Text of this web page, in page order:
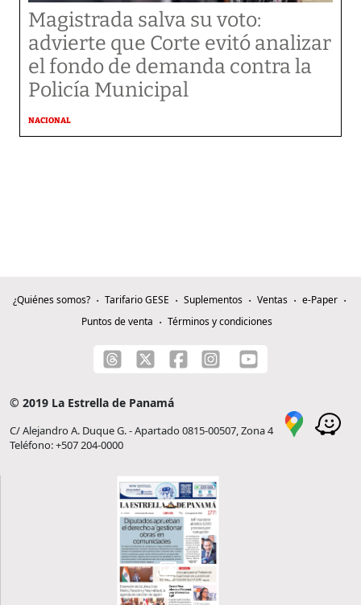
Magistrada salva su voto:
advierte que Corte evitó analizar
el fondo de demanda contra la
Policía Municipal
NACIONAL
¿Quiénes somos? Tarifario GESE Suplementos Ventas
e-Paper
Puntos de venta
Términos y condiciones
© 2019 La Estrella de Panamá
C/ Alejandro A. Duque G. - Apartado 0815-00507, Zona 4
Teléfono: +507 204-0000